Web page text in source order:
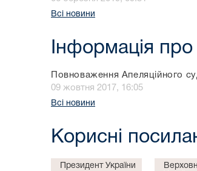
Всі новини
Інформація про
Повноваження Апеляційного
09 жовтня 2017, 16:05
Всі новини
Корисні
Президент України